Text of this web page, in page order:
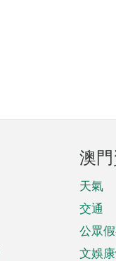
澳
天氣
交通
公眾
文娛